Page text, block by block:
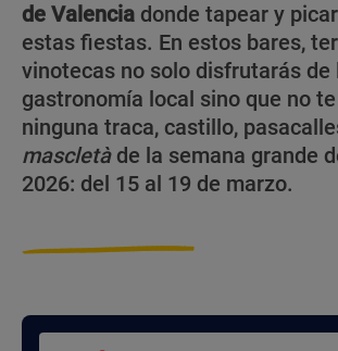
de Valencia donde tapear y
estas fiestas. En estos bares,
vinotecas no solo disfrutarás de
gastronomía local sino que no
ninguna traca, castillo,
mascletàde la semana grande
2026: del 15 al 19 de marzo.